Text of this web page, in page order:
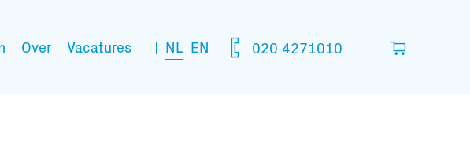
020 4271010
NL EN
Over Vacatures